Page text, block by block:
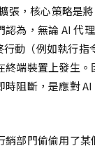
，核心策略是
認為，無論 AI 代
行動（例如執行指
終端裝置上發生
時阻斷，是應對
銷部門偷偷用了某